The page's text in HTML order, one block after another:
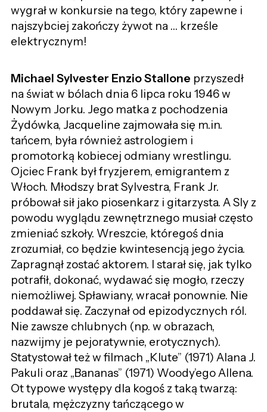
wygrał w konkursie na tego, który zapewne i
najszybciej zakończy żywot na … krześle
elektrycznym!
Michael Sylvester Enzio Stallone przyszedł
na świat w bólach dnia 6 lipca roku 1946 w
Nowym Jorku. Jego matka z pochodzenia
Żydówka, Jacqueline zajmowała się m.in.
tańcem, była również astrologiem i
promotorką kobiecej odmiany wrestlingu.
Ojciec Frank był fryzjerem, emigrantem z
Włoch. Młodszy brat Sylvestra, Frank Jr.
próbował sił jako piosenkarz i gitarzysta. A Sly z
powodu wyglądu zewnętrznego musiał często
zmieniać szkoły. Wreszcie, któregoś dnia
zrozumiał, co będzie kwintesencją jego życia.
Zapragnął zostać aktorem. I starał się, jak tylko
potrafił, dokonać, wydawać się mogło, rzeczy
niemożliwej. Spławiany, wracał ponownie. Nie
poddawał się. Zaczynał od epizodycznych ról.
Nie zawsze chlubnych (np. w obrazach,
nazwijmy je pejoratywnie, erotycznych).
Statystował też w filmach „Klute” (1971) Alana J.
Pakuli oraz „Bananas” (1971) Woody’ego Allena.
Ot typowe występy dla kogoś z taką twarzą:
brutala, mężczyzny tańczącego w